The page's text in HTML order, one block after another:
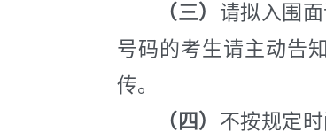
（三） 请拟入围
号码的考生请主动告
传。
（四） 不按规定